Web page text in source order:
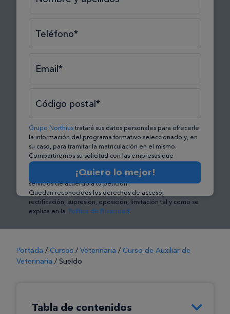
Teléfono*
Email*
Código postal*
Grupo Northiustratará sus datos personales para ofrecerle
la información del programa formativo seleccionado y, en
su caso, para tramitar la matriculación en el mismo.
Compartiremos su solicitud con las empresas que
conforman el
puedan hacerle llegar la mejor oferta de productos y
servicios de acuerdo a tu petición.
Quedan reconocidos los derechos de acceso,
rectificación, supresión, oposición, limitación tal y como se
explica en la Política de Privacidad.
¡Quiero lo mejor!
Portada / Cursos / Veterinaria / Curso de Auxiliar de
Veterinaria / Sueldo
Tabla de contenidos